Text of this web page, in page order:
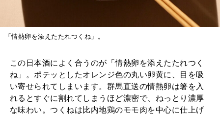
「情熱卵を添えたたれつくね」。
この日本酒によく合うのが「情熱卵を添えたたれつく
ね」。ポテッとしたオレンジ色の丸い卵黄に、目を吸
い寄せられてしまいます。群馬直送の情熱卵は箸を入
れるとすぐに割れてしまうほど濃密で、ねっとり濃厚
な味わい。つくねは比内地鶏のモモ肉を中心に仕上げ